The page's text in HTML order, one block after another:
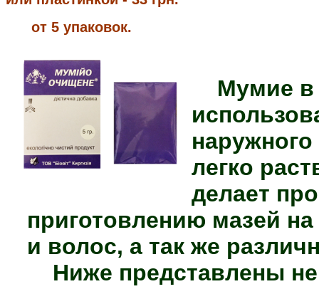
      от 5 упаковок.
Мумие в
легко
делает
приготовлению мазей
и волос, а так же
Ниже представлены